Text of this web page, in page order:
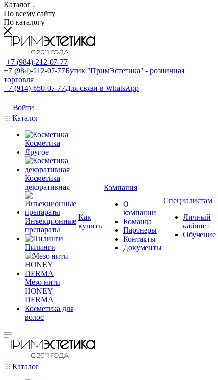
Каталог
По всему сайту
По каталогу
+7 (984)-212-07-77
+7 (984)-212-07-77Бутик "ПримЭстетика" - розничная
торговля
+7 (914)-650-07-77Для связи в WhatsApp
Войти
Каталог
Косметика
Другое
Косметика
декоративная
Инъекционные
препараты
Пилинги
Мезо нити
HONEY
DERMA
Косметика для
волос
Как
купить
Компания
О
компании
Команда
Партнеры
Контакты
Документы
Специалистам
Личный
кабинет
Обучение
Каталог